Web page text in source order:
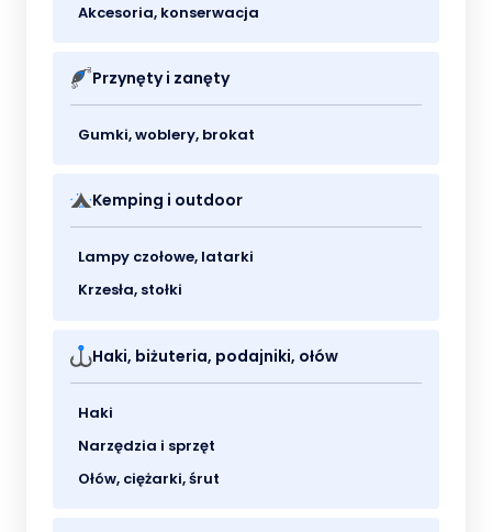
Akcesoria, konserwacja
Przynęty i zanęty
Gumki, woblery, brokat
Kemping i outdoor
Lampy czołowe, latarki
Krzesła, stołki
Haki, biżuteria, podajniki, ołów
Haki
Narzędzia i sprzęt
Ołów, ciężarki, śrut